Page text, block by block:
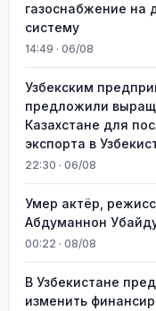
газоснабжение на
систему
14:49 · 06/08
Узбекским
предложили
Казахстане для
экспорта в
22:30 · 06/08
Умер актёр,
Абдуманнон
00:22 · 08/08
В Узбекистане
изменить